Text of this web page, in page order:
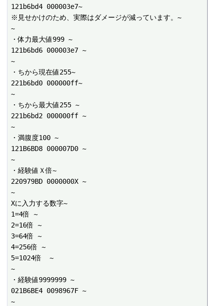
121b6bd4 000003e7~
※見せかけのため、実際はダメージが減っています。~
~
・体力最大値999 ~
121b6bd6 000003e7 ~
~
・ちから現在値255~
221b6bd0 000000ff~
~
・ちから最大値255 ~
221b6bd2 000000ff ~
~
・満腹度100 ~
121B6BD8 000007D0 ~
~
・経験値Ｘ倍~
220979BD 0000000X ~
~
Xに入力する数字~
1=4倍 ~
2=16倍 ~
3=64倍 ~
4=256倍 ~
5=1024倍  ~
~
・経験値9999999 ~
021B6BE4 0098967F ~
~